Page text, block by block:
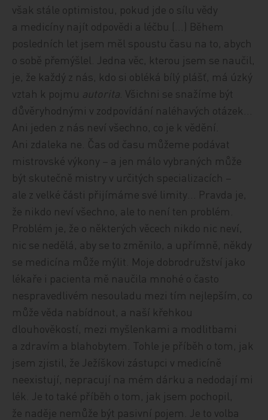
však stále optimistou, pokud jde o sílu vědy
a medicíny najít odpovědi a léčbu (…) Během
posledních let jsem měl spoustu času na to, abych
o sobě přemýšlel. Jedna věc, kterou jsem se naučil,
je, že každý z nás, kdo si obléká bílý plášť, má úzký
vztah k pojmu autorita . Všichni se snažíme být
důvěryhodnými v zodpovídání naléhavých otázek…
Ani jeden z nás neví všechno, co je k vědění.
Ani zdaleka ne. Čas od času můžeme podávat
mistrovské výkony – a jen málo vybraných může
být skutečně mistry v určitých spe­cia­li­za­cích –
ale z velké části přijímáme své limity… Pravda je,
že nikdo neví všechno, ale to není ten problém.
Problém je, že o některých věcech nikdo nic neví,
nic se nedělá, aby se to změnilo, a upřímně, někdy
se medicína může mýlit. Moje dobrodružství jako
lékaře i pacienta mě naučila mnohé o často
nespravedlivém nesouladu mezi tím nejlepším, co
může věda nabídnout, a naší křehkou
dlouhověkostí, mezi myšlenkami a modlitbami
a zdravím a blahobytem. Tohle je příběh o tom, jak
jsem zjistil, že Ježíškovi zástupci v medicíně
neexistují, nepracují na mém dárku a nedodají mi
lék. Je to také příběh o tom, jak jsem pochopil,
že naděje nemůže být pasivní pojem. Je to volba